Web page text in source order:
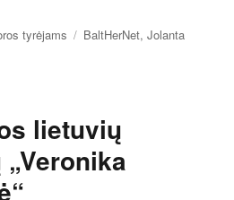
tyrėjams Žymos
BaltHerNet,Jolanta
lietuvių